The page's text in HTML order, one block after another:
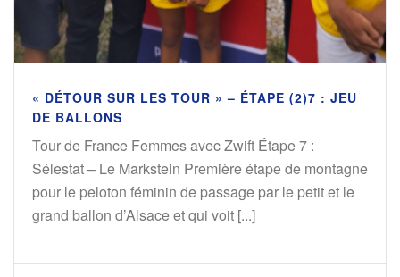
« DÉTOUR SUR LES TOUR » – ÉTAPE (2)7 : JEU
DE BALLONS
Tour de France Femmes avec Zwift Étape 7 :
Sélestat – Le Markstein Première étape de montagne
pour le peloton féminin de passage par le petit et le
grand ballon d’Alsace et qui voit [...]